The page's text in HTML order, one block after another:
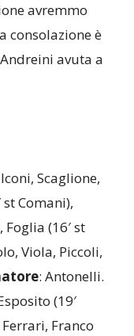
avremmo
consolazione è
avuta a
Scaglione,
Comani),
Foglia (16′ st
Viola, Piccoli,
: Antonelli.
(19′
Franco